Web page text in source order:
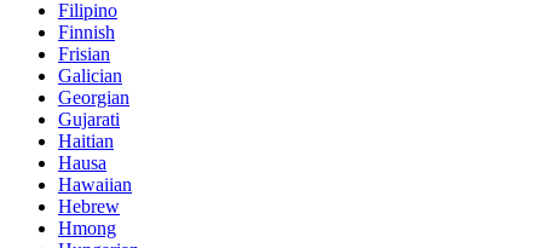
Filipino
Finnish
Frisian
Galician
Georgian
Gujarati
Haitian
Hausa
Hawaiian
Hebrew
Hmong